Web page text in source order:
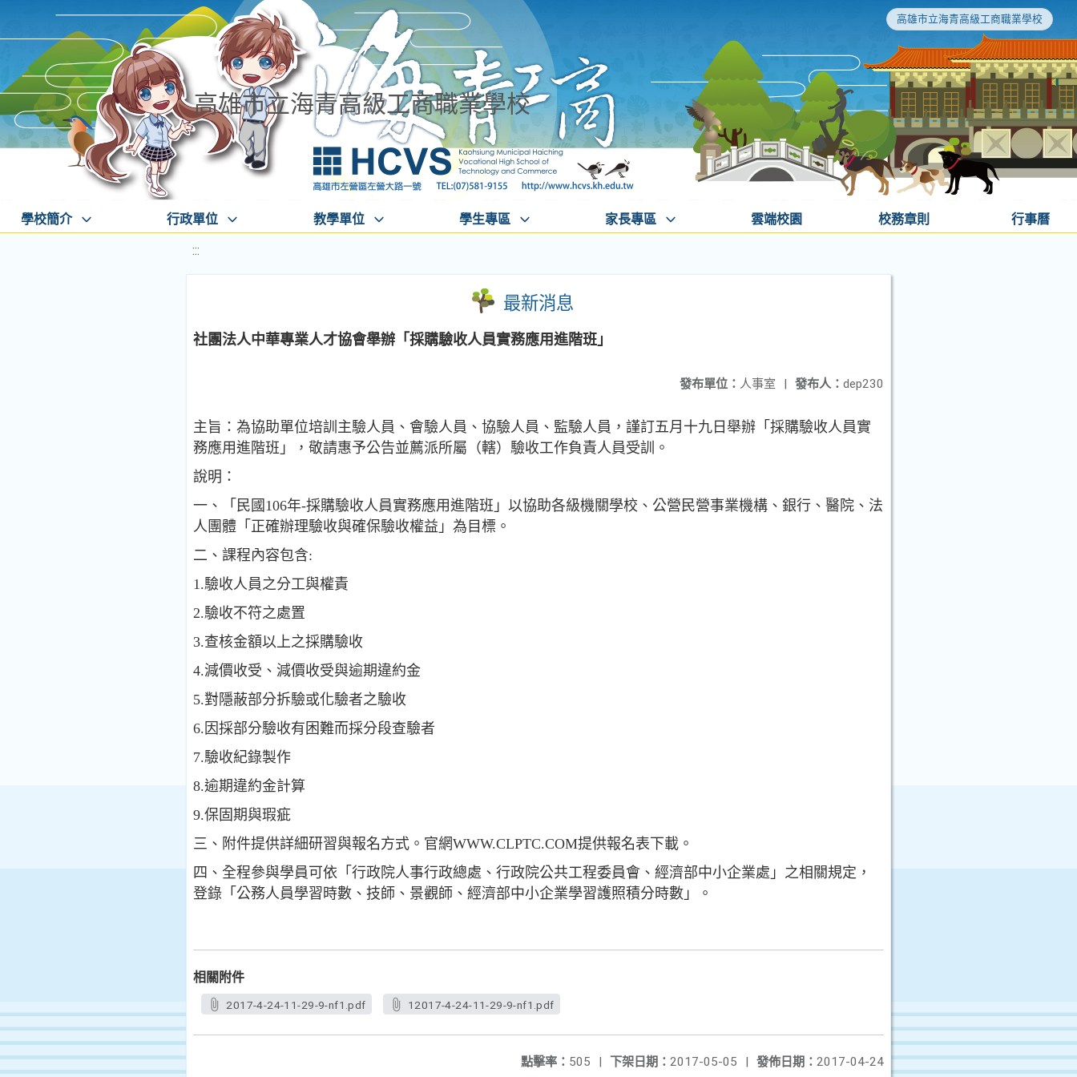
高雄市立海青高級工商職業學校
高雄市立海青高級工商職業學校
學校簡介 行政單位 教學單位 學生專區 家長專區 雲端校園 校務章則 行事曆
:::
最新消息
社團法人中華專業人才協會舉辦「採購驗收人員實務應用進階班」
發布人： dep230
發布單位： 人事室 |
主旨：為協助單位培訓主驗人員、會驗人員、協驗人員、監驗人員，謹訂五月十九日舉辦「採購驗收人員實
務應用進階班」，敬請惠予公告並薦派所屬（轄）驗收工作負責人員受訓。
說明：
一、「民國106年-採購驗收人員實務應用進階班」以協助各級機關學校、公營民營事業機構、銀行、醫院、法
人團體「正確辦理驗收與確保驗收權益」為目標。
二、課程內容包含:
1.驗收人員之分工與權責
2.驗收不符之處置
3.查核金額以上之採購驗收
4.減價收受、減價收受與逾期違約金
5.對隱蔽部分拆驗或化驗者之驗收
6.因採部分驗收有困難而採分段查驗者
7.驗收紀錄製作
8.逾期違約金計算
9.保固期與瑕疵
三、附件提供詳細研習與報名方式。官網WWW.CLPTC.COM提供報名表下載。
四、全程參與學員可依「行政院人事行政總處、行政院公共工程委員會、經濟部中小企業處」之相關規定，
登錄「公務人員學習時數、技師、景觀師、經濟部中小企業學習護照積分時數」。
相關附件
2017-4-24-11-29-9-nf1.pdf 12017-4-24-11-29-9-nf1.pdf
發佈日期： 2017-04-24
下架日期： 2017-05-05 |
點擊率： 505 |